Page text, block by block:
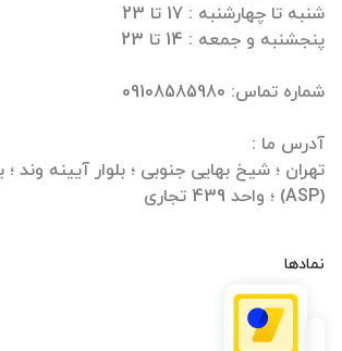
تهران ؛ شیخ بهایی جنوبی ؛ بلوار آیینه وند
(ASP) ؛ واحد 439 تجاری
نمادها